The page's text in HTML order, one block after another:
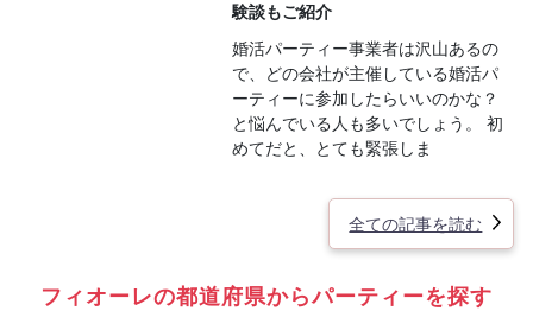
験談もご紹介
婚活パーティー事業者は沢山あるの
で、どの会社が主催している婚活パ
ーティーに参加したらいいのかな？
と悩んでいる人も多いでしょう。 初
めてだと、とても緊張しま
全ての記事を読む
フィオーレの都道府県からパーティーを探す